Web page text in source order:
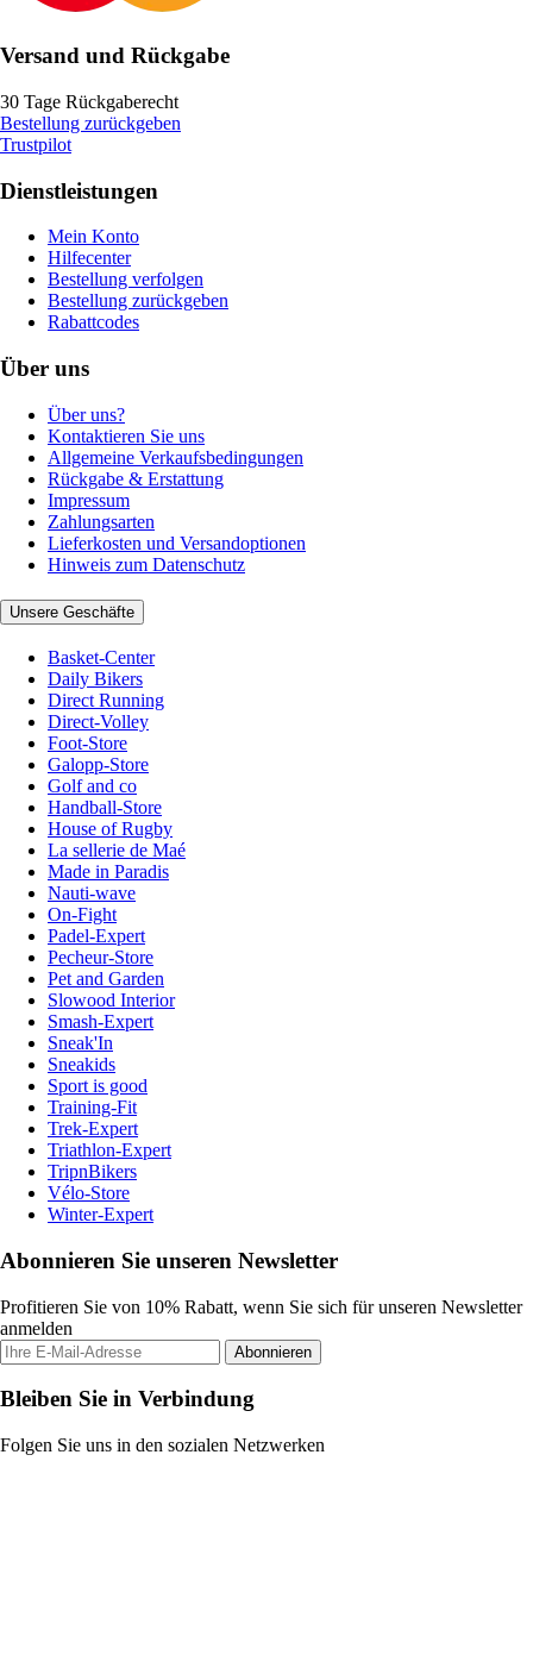
Versand und Rückgabe
30 Tage Rückgaberecht
Bestellung zurückgeben
Trustpilot
Dienstleistungen
Mein Konto
Hilfecenter
Bestellung verfolgen
Bestellung zurückgeben
Rabattcodes
Über uns
Über uns?
Kontaktieren Sie uns
Allgemeine Verkaufsbedingungen
Rückgabe & Erstattung
Impressum
Zahlungsarten
Lieferkosten und Versandoptionen
Hinweis zum Datenschutz
Unsere Geschäfte
Basket-Center
Daily Bikers
Direct Running
Direct-Volley
Foot-Store
Galopp-Store
Golf and co
Handball-Store
House of Rugby
La sellerie de Maé
Made in Paradis
Nauti-wave
On-Fight
Padel-Expert
Pecheur-Store
Pet and Garden
Slowood Interior
Smash-Expert
Sneak'In
Sneakids
Sport is good
Training-Fit
Trek-Expert
Triathlon-Expert
TripnBikers
Vélo-Store
Winter-Expert
Abonnieren Sie unseren Newsletter
Profitieren Sie von 10% Rabatt, wenn Sie sich für unseren Newsletter
anmelden
Abonnieren
Bleiben Sie in Verbindung
Folgen Sie uns in den sozialen Netzwerken